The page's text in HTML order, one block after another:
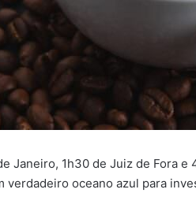
Janeiro, 1h30 de Juiz de Fora e
verdadeiro oceano azul para